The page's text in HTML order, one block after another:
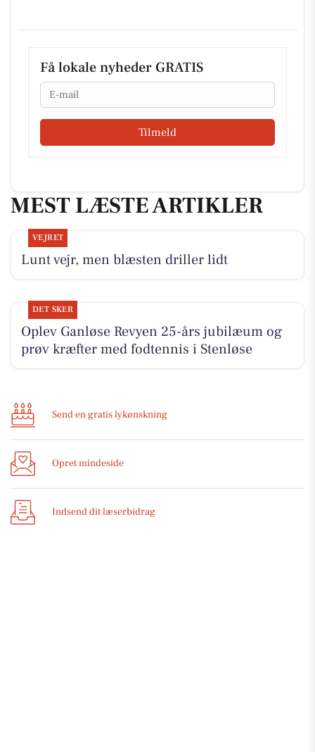
Få lokale nyheder GRATIS
Email
Tilmeld
MEST LÆSTE ARTIKLER
VEJRET
Lunt vejr, men blæsten driller lidt
DET SKER
Oplev Ganløse Revyen 25-års jubilæum og
prøv kræfter med fodtennis i Stenløse
Send en gratis lykønskning
Opret mindeside
Indsend dit læserbidrag